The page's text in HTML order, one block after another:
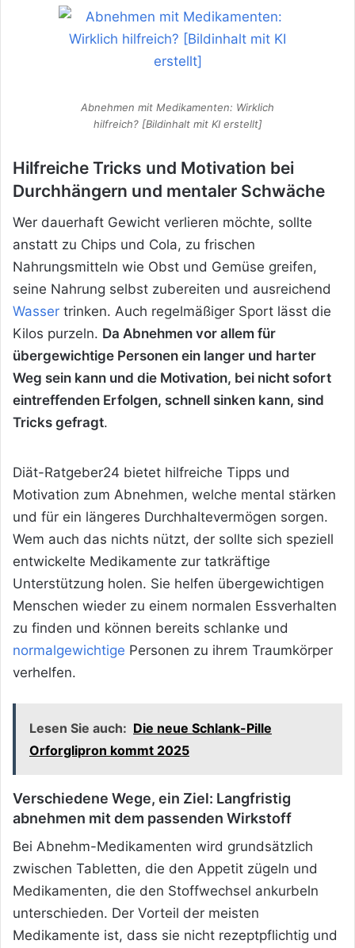
Abnehmen mit Medikamenten: Wirklich
hilfreich? [Bildinhalt mit KI erstellt]
Hilfreiche Tricks und Motivation bei
Durchhängern und mentaler Schwäche
Wer dauerhaft Gewicht verlieren möchte, sollte
anstatt zu Chips und Cola, zu frischen
Nahrungsmitteln wie Obst und Gemüse greifen,
seine Nahrung selbst zubereiten und ausreichend
Wasser trinken. Auch regelmäßiger Sport lässt die
Kilos purzeln. Da Abnehmen vor allem für
übergewichtige Personen ein langer und harter
Weg sein kann und die Motivation, bei nicht sofort
eintreffenden Erfolgen, schnell sinken kann, sind
Tricks gefragt.
Diät-Ratgeber24 bietet hilfreiche Tipps und
Motivation zum Abnehmen, welche mental stärken
und für ein längeres Durchhaltevermögen sorgen.
Wem auch das nichts nützt, der sollte sich speziell
entwickelte Medikamente zur tatkräftige
Unterstützung holen. Sie helfen übergewichtigen
Menschen wieder zu einem normalen Essverhalten
zu finden und können bereits schlanke und
normalgewichtige Personen zu ihrem Traumkörper
verhelfen.
Lesen Sie auch: Die neue Schlank-Pille
Orforglipron kommt 2025
Verschiedene Wege, ein Ziel: Langfristig
abnehmen mit dem passenden Wirkstoff
Bei Abnehm-Medikamenten wird grundsätzlich
zwischen Tabletten, die den Appetit zügeln und
Medikamenten, die den Stoffwechsel ankurbeln
unterschieden. Der Vorteil der meisten
Medikamente ist, dass sie nicht rezeptpflichtig und